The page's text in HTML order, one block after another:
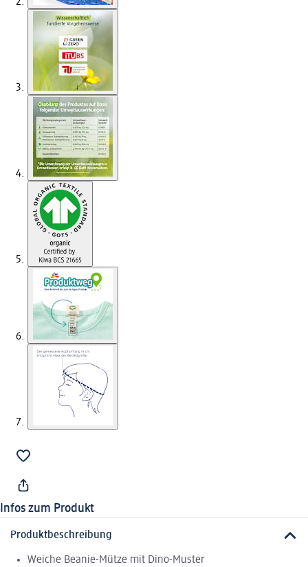
Infos zum Produkt
Produktbeschreibung
Weiche Beanie-Mütze mit Dino-Muster